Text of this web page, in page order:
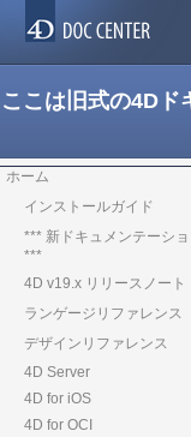
ここは旧式の4Dド
ホーム
インストールガイド
*** 新ドキュメンテーシ
***
4D v19.x リリースノート
ランゲージリファレンス
デザインリファレンス
4D Server
4D for iOS
4D for OCI